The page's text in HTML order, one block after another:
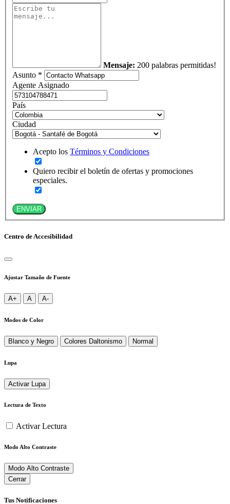
Mensaje: 200 palabras permitidas!
Asunto *
Agente Asignado
País
Ciudad
Acepto los Términos y Condiciones
Quiero recibir el boletín de ofertas y promociones
especiales.
ENVIAR
Centro de Accesibilidad
Ajustar Tamaño de Fuente
A+ A A-
Modos de Color
Blanco y Negro Colores Daltonismo Normal
Lupa
Activar Lupa
Lectura de Texto
Activar Lectura
Modo Alto Contraste
Modo Alto Contraste
Cerrar
Tus Notificaciones